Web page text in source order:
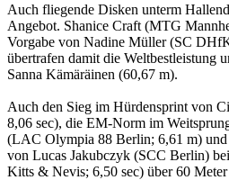
Auch fliegende Disken unterm
Angebot. Shanice Craft (MTG
Vorgabe von Nadine Müller (SC
übertrafen damit die Weltbestleistung
Sanna Kämäräinen (60,67 m).
Auch den Sieg im Hürdensprint von
8,06 sec), die EM-Norm im
(LAC Olympia 88 Berlin; 6,61 m) und
von Lucas Jakubczyk (SCC Berlin)
Kitts & Nevis; 6,50 sec) über 60